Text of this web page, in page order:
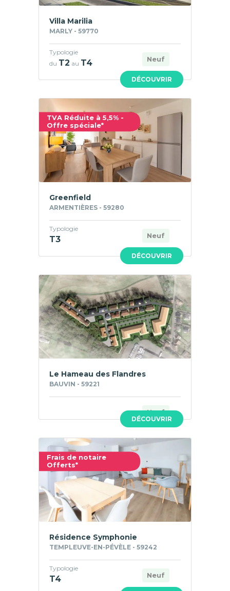
DÉCOUVRIR
Villa Marilia
MARLY - 59770
Neuf
Typologie
du T2 au T4
TVA Réduite à 5,5% -
Offre spéciale*
DÉCOUVRIR
Greenfield
ARMENTIÈRES - 59280
Neuf
Typologie
T3
DÉCOUVRIR
Le Hameau des Flandres
BAUVIN - 59221
Neuf
Frais de notaire
Offerts*
Résidence Symphonie
TEMPLEUVE-EN-PÉVÈLE - 59242
Neuf
Typologie
T4